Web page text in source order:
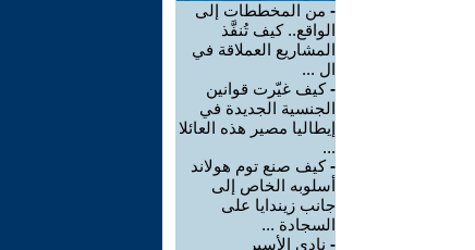
- من المخططات إلى
الواقع.. كيف تُنفَّذ
المشاريع العملاقة في
ال ...
-كيف غيّرت قوانين
الجنسية الجديدة في
إيطاليا مصير هذه العائلا
...
-كيف صنع توم هولاند
أسلوبه الخاص إلى
جانب زيندايا على
السجادة ...
- نادي الأسير